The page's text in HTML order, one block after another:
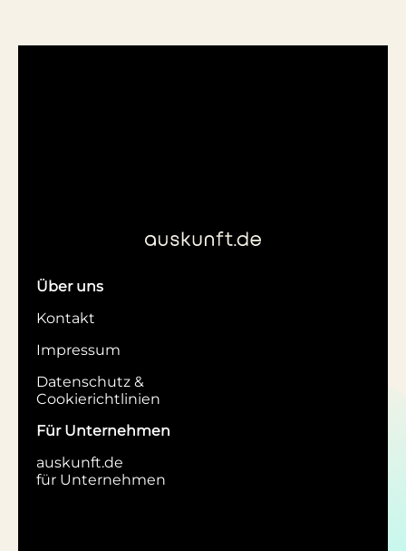
Über uns
Kontakt
Impressum
Datenschutz &
Cookierichtlinien
Für Unternehmen
auskunft.de
für Unternehmen